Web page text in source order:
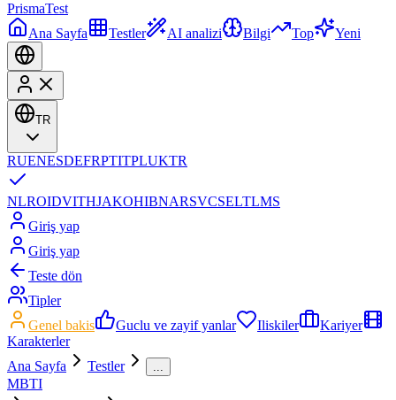
PrismaTest
Ana Sayfa
Testler AI analizi Bilgi Top Yeni
TR
RUENESDEFRPTITPLUKTR
NLROIDVITHJAKOHIBNARSVCSELTLMS
Giriş yap
Giriş yap
Teste dön
Tipler
Genel bakis
Guclu ve zayif yanlar Iliskiler
Kariyer
Karakterler
Ana Sayfa
Testler ...
MBTI